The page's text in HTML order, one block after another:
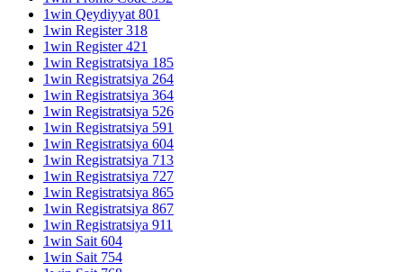
1win Qeydiyyat 801
1win Register 318
1win Register 421
1win Registratsiya 185
1win Registratsiya 264
1win Registratsiya 364
1win Registratsiya 526
1win Registratsiya 591
1win Registratsiya 604
1win Registratsiya 713
1win Registratsiya 727
1win Registratsiya 865
1win Registratsiya 867
1win Registratsiya 911
1win Sait 604
1win Sait 754